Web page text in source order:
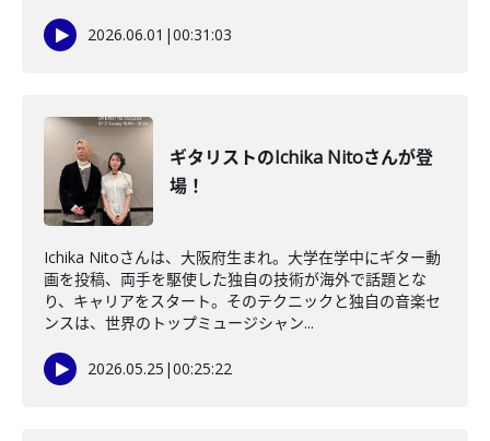
2026.06.01 |00:31:03
ギタリストのIchika Nitoさんが登
場！
Ichika Nitoさんは、大阪府生まれ。大学在学中にギター動
画を投稿、両手を駆使した独自の技術が海外で話題とな
り、キャリアをスタート。そのテクニックと独自の音楽セ
ンスは、世界のトップミュージシャン...
2026.05.25 |00:25:22